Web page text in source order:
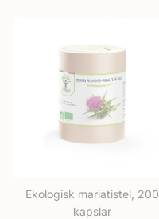
Ekologisk mariatistel, 200
kapslar